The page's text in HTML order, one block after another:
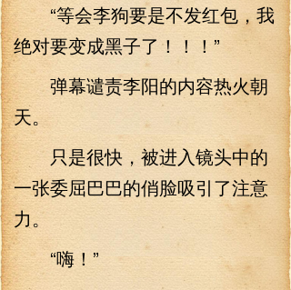
“等会李狗要是不发红包，我
绝对要变成黑子了！！！”
弹幕谴责李阳的内容热火朝
天。
只是很快，被进入镜头中的
一张委屈巴巴的俏脸吸引了注意
力。
“嗨！”